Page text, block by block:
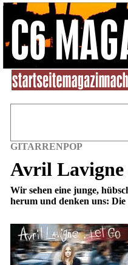
GITARRENPOP
Avril Lavigne
Wir sehen eine junge,
herum und denken uns: